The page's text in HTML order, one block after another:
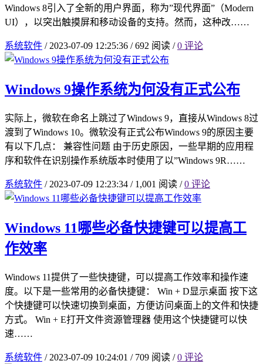
Windows 8引入了全新的用户界面，称为”现代界面”（Modern
UI），以突出触摸屏和移动设备的支持。然而，这种改……
系统软件 /2023-07-09 12:25:36 /692 阅读 / 0 评论
Windows 9操作系统为何没有正式公布
实际上，微软在命名上跳过了Windows 9，直接从Windows 8过
渡到了Windows 10。微软没有正式公布Windows 9的原因主要
有以下几点： 兼容性问题 由于历史原因，一些早期的应用程
序和软件在识别操作系统版本时使用了以”Windows 9R……
系统软件 /2023-07-09 12:23:34 /1,001 阅读 / 0 评论
Windows 11哪些必备快捷键可以提高工
作效率
Windows 11提供了一些快捷键，可以提高工作效率和操作速
度。以下是一些常用的必备快捷键： Win + D显示桌面 按下这
个快捷键可以快速切换到桌面，方便访问桌面上的文件和快捷
方式。 Win + E打开文件资源管理器 使用这个快捷键可以快
速……
系统软件 /2023-07-09 10:24:01 /709 阅读 / 0 评论